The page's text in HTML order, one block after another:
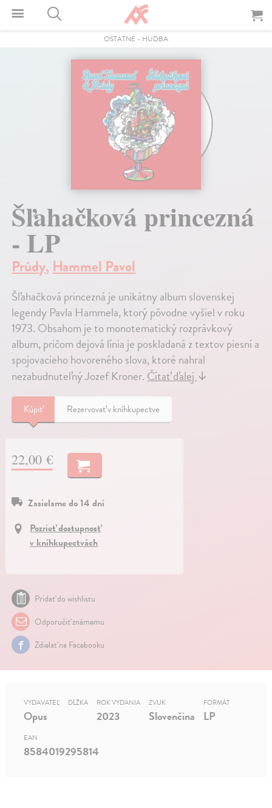
OSTATNÉ - HUDBA
Šľahačková princezná
- LP
Prúdy,Hammel Pavol
Šľahačková princezná je unikátny album slovenskej
legendy Pavla Hammela, ktorý pôvodne vyšiel v roku
1973. Obsahom je to monotematický rozprávkový
album, pričom dejová línia je poskladaná z textov piesní a
spojovacieho hovoreného slova, ktoré nahral
nezabudnuteľný Jozef Kroner. Čítať ďalej ↓
Kúpiť Rezervovať v kníhkupectve
22,00 €
Zasielame do 14 dní
Pozrieť dostupnosť
v kníhkupectvách
Pridať do wishlistu
Odporučiť známemu
Zdielať na Facebooku
VYDAVATEĽ
Opus
DĹŽKA ROK VYDANIA
2023
ZVUK
Slovenčina
FORMÁT
LP
EAN
8584019295814